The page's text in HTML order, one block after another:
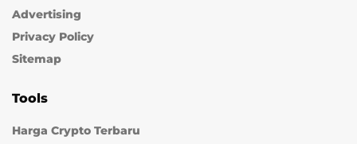
Advertising
Privacy Policy
Sitemap
Tools
Harga Crypto Terbaru